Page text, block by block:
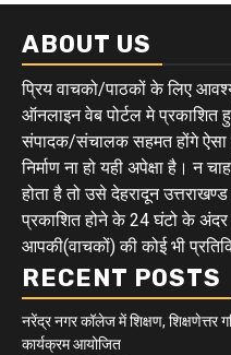
ABOUT US
प्रिय वाचको/पाठकों के लिए
ऑनलाइन वेब पोर्टल मे प्रकाशित
संपादक/संचालक सहमत होंगे ऐसा
निर्माण ना हो यही अपेक्षा है। न
होता है तो उसे देहरादून उत्तराखण्ड
प्रकाशित होने के 24 घंटो के
आपकी(वाचकों) की कोई भी
RECENT POSTS
नरेंद्र नगर कॉलेज में शिक्षण, शिक्षणेत्तर
कार्यक्रम आयोजित